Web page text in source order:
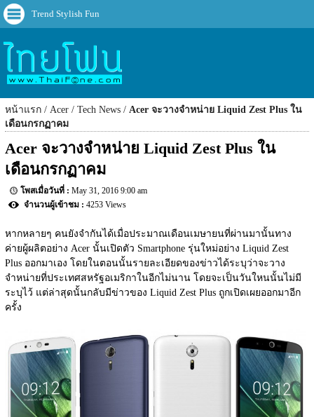
Trend Stylish Fun
หน้าแรก Acer Tech News
Acer จะวางจำหน่าย Liquid Zest Plus ใน
เดือนกรกฏาคม
Acer จะวางจำหน่าย Liquid Zest Plus ใน
เดือนกรกฏาคม
May 31, 2016 9:00 am
4253 Views
หากหลายๆ คนยังจำกันได้เมื่อประมาณเดือนเมษายนที่ผ่านมานั้นทาง
ค่ายผู้ผลิตอย่าง Acer นั้นเปิดตัว Smartphone รุ่นใหม่อย่าง Liquid Zest
Plus ออกมาเอง โดยในตอนนั้นรายละเอียดของข่าวได้ระบุว่าจะวาง
จำหน่ายที่ประเทศสหรัฐอเมริกาในอีกไม่นาน โดยจะเป็นวันใหนนั้นไม่มี
ระบุไว้ แต่ล่าสุดนั้นกลับมีข่าวของ Liquid Zest Plus ถูกเปิดเผยออกมาอีก
ครั้ง